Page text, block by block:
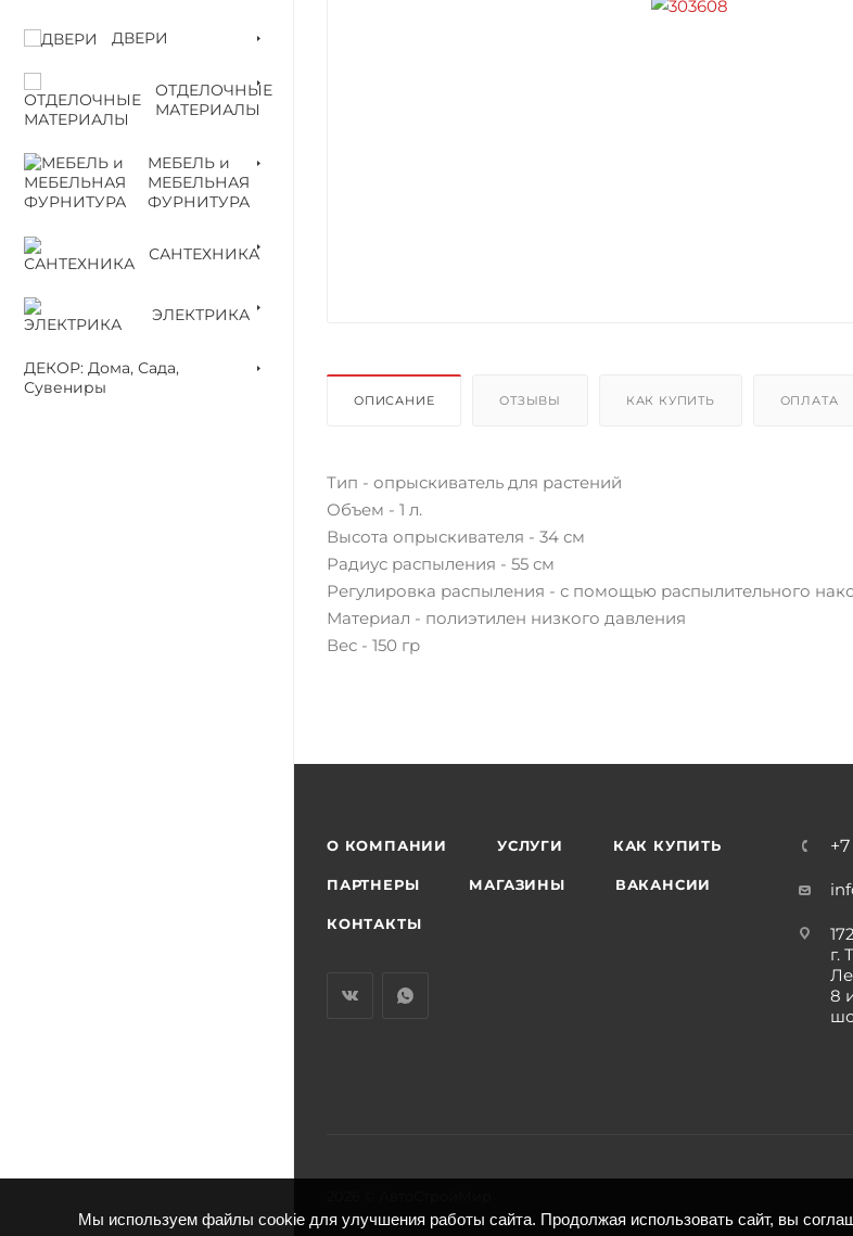
ДВЕРИ
ОТДЕЛОЧНЫЕ
МАТЕРИАЛЫ
МЕБЕЛЬ и
МЕБЕЛЬНАЯ
ФУРНИТУРА
САНТЕХНИКА
ЭЛЕКТРИКА
ДЕКОР: Дома, Сада,
Сувениры
ОПИСАНИЕ ОТЗЫВЫ КАК КУПИТЬ ОПЛАТА
Тип - опрыскиватель для растений
Объем - 1 л.
Высота опрыскивателя - 34 см
Радиус распыления - 55 см
Регулировка распыления - с помощью распылительного
Материал - полиэтилен низкого давления
Вес - 150 гр
О КОМПАНИИ УСЛУГИ КАК КУПИТЬ
ПАРТНЕРЫ МАГАЗИНЫ ВАКАНСИИ
КОНТАКТЫ
г.
8
Мы используем файлы cookie для улучшения работы сайта. Продолжая использовать сайт, вы